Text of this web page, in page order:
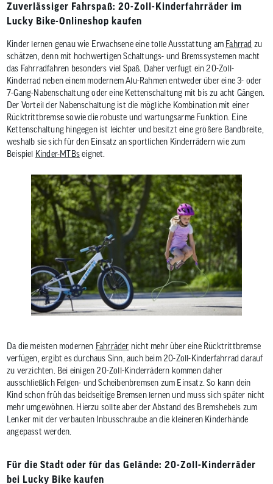
Zuverlässiger Fahrspaß: 20-Zoll-Kinderfahrräder im
Lucky Bike-Onlineshop kaufen
Kinder lernen genau wie Erwachsene eine tolle Ausstattung am Fahrrad zu
schätzen, denn mit hochwertigen Schaltungs- und Bremssystemen macht
das Fahrradfahren besonders viel Spaß. Daher verfügt ein 20-Zoll-
Kinderrad neben einem modernem Alu-Rahmen entweder über eine 3- oder
7-Gang-Nabenschaltung oder eine Kettenschaltung mit bis zu acht Gängen.
Der Vorteil der Nabenschaltung ist die mögliche Kombination mit einer
Rücktrittbremse sowie die robuste und wartungsarme Funktion. Eine
Kettenschaltung hingegen ist leichter und besitzt eine größere Bandbreite,
weshalb sie sich für den Einsatz an sportlichen Kinderrädern wie zum
Beispiel Kinder-MTBseignet.
Da die meisten modernen Fahrräder nicht mehr über eine Rücktrittbremse
verfügen, ergibt es durchaus Sinn, auch beim 20-Zoll-Kinderfahrrad darauf
zu verzichten. Bei einigen 20-Zoll-Kinderrädern kommen daher
ausschließlich Felgen- und Scheibenbremsen zum Einsatz. So kann dein
Kind schon früh das beidseitige Bremsen lernen und muss sich später nicht
mehr umgewöhnen. Hierzu sollte aber der Abstand des Bremshebels zum
Lenker mit der verbauten Inbusschraube an die kleineren Kinderhände
angepasst werden.
Für die Stadt oder für das Gelände: 20-Zoll-Kinderräder
bei Lucky Bike kaufen